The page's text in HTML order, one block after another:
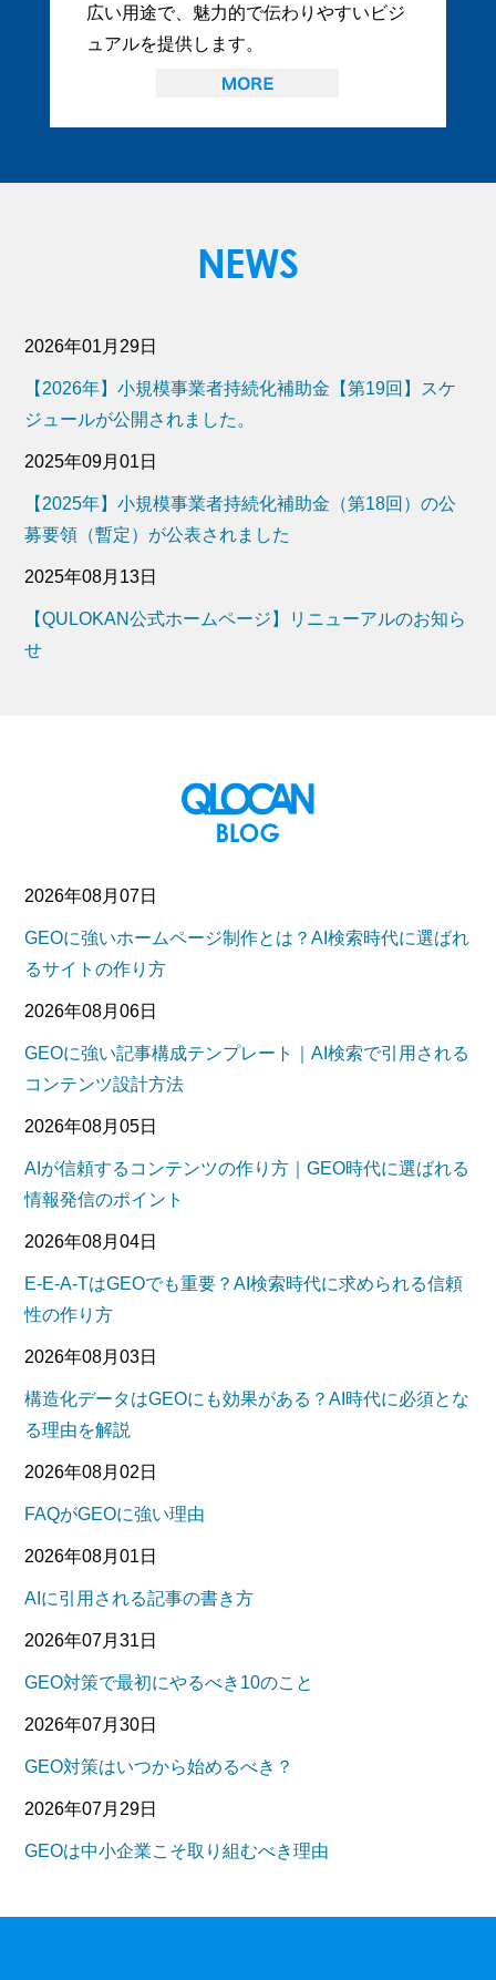
広い用途で、魅力的で伝わりやすいビジ
ュアルを提供します。
2026年01月29日
【2026年】小規模事業者持続化補助金【第19回】スケ
ジュールが公開されました。
2025年09月01日
【2025年】小規模事業者持続化補助金（第18回）の公
募要領（暫定）が公表されました
2025年08月13日
【QULOKAN公式ホームページ】リニューアルのお知ら
せ
2026年08月07日
GEOに強いホームページ制作とは？AI検索時代に選ばれ
るサイトの作り方
2026年08月06日
GEOに強い記事構成テンプレート｜AI検索で引用される
コンテンツ設計方法
2026年08月05日
AIが信頼するコンテンツの作り方｜GEO時代に選ばれる
情報発信のポイント
2026年08月04日
E-E-A-TはGEOでも重要？AI検索時代に求められる信頼
性の作り方
2026年08月03日
構造化データはGEOにも効果がある？AI時代に必須とな
る理由を解説
2026年08月02日
FAQがGEOに強い理由
2026年08月01日
AIに引用される記事の書き方
2026年07月31日
GEO対策で最初にやるべき10のこと
2026年07月30日
GEO対策はいつから始めるべき？
2026年07月29日
GEOは中小企業こそ取り組むべき理由